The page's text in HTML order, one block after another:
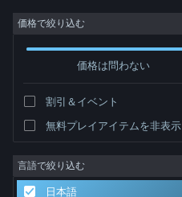
サインイン
コミュニティ
詳細
価格で絞り込む
価格は問わない
割引＆イベント
無料プレイアイテムを非表示
言語で絞り込む
日本語
開発元: mino_dev
並べ替え 適合性